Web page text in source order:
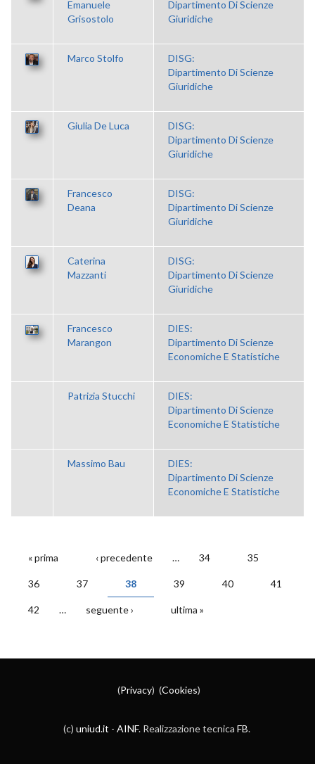
Emanuele
Grisostolo
Dipartimento Di Scienze
Giuridiche
Marco Stolfo
DISG:
Dipartimento Di Scienze
Giuridiche
Giulia De Luca
DISG:
Dipartimento Di Scienze
Giuridiche
Francesco
Deana
DISG:
Dipartimento Di Scienze
Giuridiche
Caterina
Mazzanti
DISG:
Dipartimento Di Scienze
Giuridiche
Francesco
Marangon
DIES:
Dipartimento Di Scienze
Economiche E Statistiche
Patrizia Stucchi
DIES:
Dipartimento Di Scienze
Economiche E Statistiche
Massimo Bau
DIES:
Dipartimento Di Scienze
Economiche E Statistiche
PAGINE
« prima ‹ precedente … 34 35
36 37 38 39 40 41
42 … seguente › ultima »
(Privacy) (Cookies)
(c) uniud.it - AINF. Realizzazione tecnica FB.